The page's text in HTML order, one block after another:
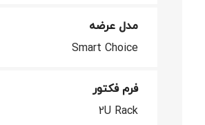
مدل عرضه
Smart Choice
فرم فکتور
2U Rack